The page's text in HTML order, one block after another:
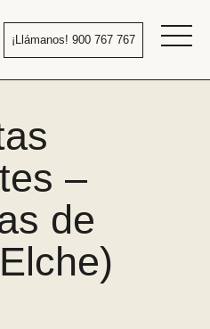
¡Llámanos! 900 767 767
–
de